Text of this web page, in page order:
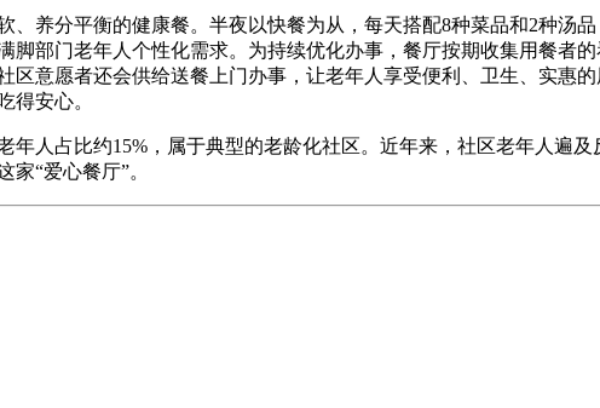
分平衡的健康餐。半夜以快餐为从，每天搭配8种菜品和2种汤品
部门老年人个性化需求。为持续优化办事，餐厅按期收集用餐者
意愿者还会供给送餐上门办事，让老年人享受便利、卫生、实惠
得安心。
人占比约15%，属于典型的老龄化社区。近年来，社区老年人遍及
“爱心餐厅”。